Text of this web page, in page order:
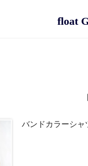
float
バンドカラーシャ